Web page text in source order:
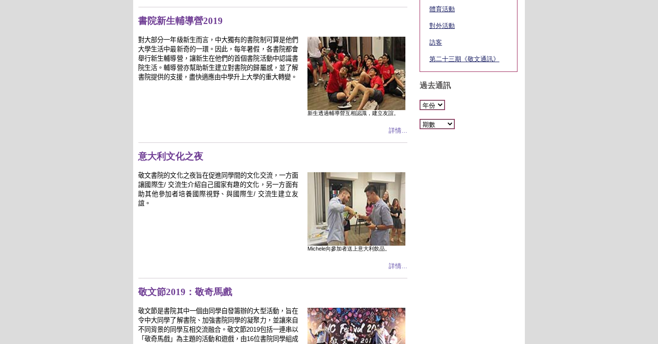
書院新生輔導營2019
對大部分一年級新生而言，中大獨有的書院制可算是他們
大學生活中最新奇的一環。因此，每年暑假，各書院都會
舉行新生輔導營，讓新生在他們的首個書院活動中認識書
院生活。輔導營亦幫助新生建立對書院的歸屬感，並了解
書院提供的支援，盡快適應由中學升上大學的重大轉變。
新生透過輔導營互相認識，建立友誼。
詳情...
意大利文化之夜
敬文書院的文化之夜旨在促進同學間的文化交流，一方面
讓國際生/ 交流生介紹自己國家有趣的文化，另一方面有
助其他參加者培養國際視野、與國際生/ 交流生建立友
誼。
Michele向參加者送上意大利飲品。
詳情...
敬文節2019：敬奇馬戲
敬文節是書院其中一個由同學自發籌辦的大型活動，旨在
令中大同學了解書院、加強書院同學的凝聚力，並讓來自
不同背景的同學互相交流融合。敬文節2019包括一連串以
「敬奇馬戲」為主題的活動和遊戲，由16位書院同學組成
體育活動
對外活動
訪客
第二十三期《敬文通訊》
過去通訊